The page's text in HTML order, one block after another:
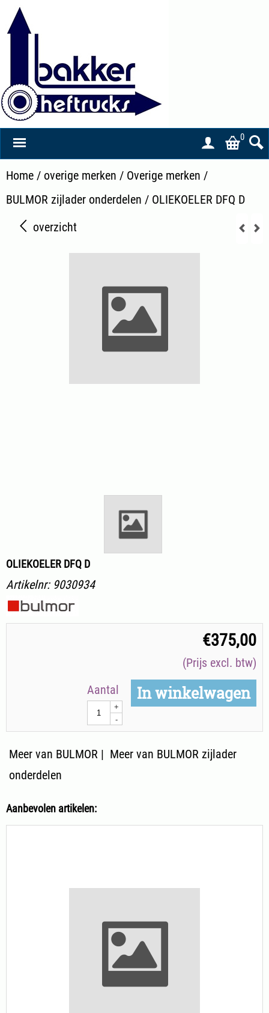
0
Home / overige merken / Overige merken /
BULMOR zijlader onderdelen / OLIEKOELER DFQ D
overzicht
OLIEKOELER DFQ D
Artikelnr: 9030934
€375,00
(Prijs excl. btw)
Aantal
+
-
In winkelwagen
Meer van BULMOR | Meer van BULMOR zijlader
onderdelen
Aanbevolen artikelen: